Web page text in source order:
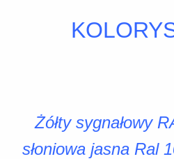
Żółty sygnałowy
słoniowa jasna Ral